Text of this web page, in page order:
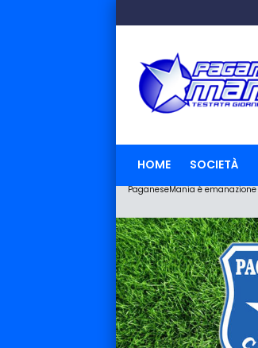
HOME SOCIETÀ
PaganeseMania è